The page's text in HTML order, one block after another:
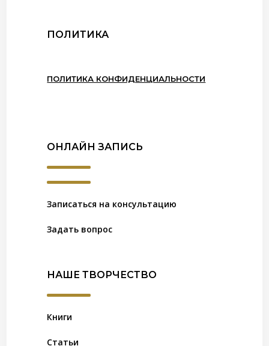
ПОЛИТИКА
ПОЛИТИКА КОНФИДЕНЦИАЛЬНОСТИ
ОНЛАЙН ЗАПИСЬ
Записаться на консультацию
Задать вопрос
НАШЕ ТВОРЧЕСТВО
Книги
Статьи